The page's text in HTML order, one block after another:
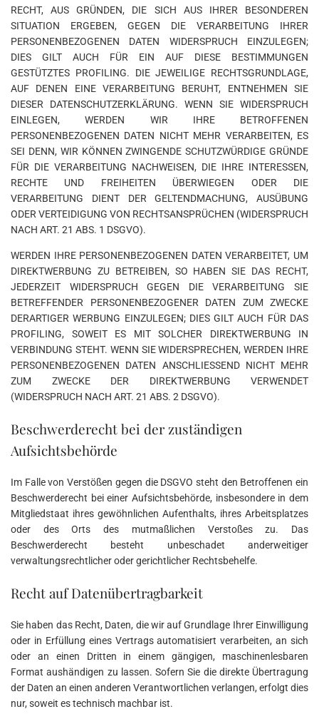
RECHT, AUS GRÜNDEN, DIE SICH AUS IHRER BESONDEREN
SITUATION ERGEBEN, GEGEN DIE VERARBEITUNG IHRER
PERSONENBEZOGENEN DATEN WIDERSPRUCH EINZULEGEN;
DIES GILT AUCH FÜR EIN AUF DIESE BESTIMMUNGEN
GESTÜTZTES PROFILING. DIE JEWEILIGE RECHTSGRUNDLAGE,
AUF DENEN EINE VERARBEITUNG BERUHT, ENTNEHMEN SIE
DIESER DATENSCHUTZERKLÄRUNG. WENN SIE WIDERSPRUCH
EINLEGEN, WERDEN WIR IHRE BETROFFENEN
PERSONENBEZOGENEN DATEN NICHT MEHR VERARBEITEN, ES
SEI DENN, WIR KÖNNEN ZWINGENDE SCHUTZWÜRDIGE GRÜNDE
FÜR DIE VERARBEITUNG NACHWEISEN, DIE IHRE INTERESSEN,
RECHTE UND FREIHEITEN ÜBERWIEGEN ODER DIE
VERARBEITUNG DIENT DER GELTENDMACHUNG, AUSÜBUNG
ODER VERTEIDIGUNG VON RECHTSANSPRÜCHEN (WIDERSPRUCH
NACH ART. 21 ABS. 1 DSGVO).
WERDEN IHRE PERSONENBEZOGENEN DATEN VERARBEITET, UM
DIREKTWERBUNG ZU BETREIBEN, SO HABEN SIE DAS RECHT,
JEDERZEIT WIDERSPRUCH GEGEN DIE VERARBEITUNG SIE
BETREFFENDER PERSONENBEZOGENER DATEN ZUM ZWECKE
DERARTIGER WERBUNG EINZULEGEN; DIES GILT AUCH FÜR DAS
PROFILING, SOWEIT ES MIT SOLCHER DIREKTWERBUNG IN
VERBINDUNG STEHT. WENN SIE WIDERSPRECHEN, WERDEN IHRE
PERSONENBEZOGENEN DATEN ANSCHLIESSEND NICHT MEHR
ZUM ZWECKE DER DIREKTWERBUNG VERWENDET
(WIDERSPRUCH NACH ART. 21 ABS. 2 DSGVO).
Beschwerderecht bei der zuständigen
Aufsichtsbehörde
Im Falle von Verstößen gegen die DSGVO steht den Betroffenen ein
Beschwerderecht bei einer Aufsichtsbehörde, insbesondere in dem
Mitgliedstaat ihres gewöhnlichen Aufenthalts, ihres Arbeitsplatzes
oder des Orts des mutmaßlichen Verstoßes zu. Das
Beschwerderecht besteht unbeschadet anderweitiger
verwaltungsrechtlicher oder gerichtlicher Rechtsbehelfe.
Recht auf Datenübertragbarkeit
Sie haben das Recht, Daten, die wir auf Grundlage Ihrer Einwilligung
oder in Erfüllung eines Vertrags automatisiert verarbeiten, an sich
oder an einen Dritten in einem gängigen, maschinenlesbaren
Format aushändigen zu lassen. Sofern Sie die direkte Übertragung
der Daten an einen anderen Verantwortlichen verlangen, erfolgt dies
nur, soweit es technisch machbar ist.